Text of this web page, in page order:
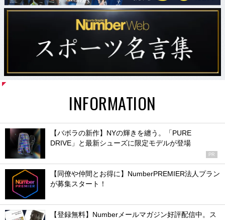
INFORMATION
【バボラの新作】NYの輝きを纏う。「PURE
DRIVE」と最新シューズに限定モデルが登場
PR
【同僚や仲間とお得に】NumberPREMIER法人プラン
が募集スタート！
【登録無料】Numberメールマガジン好評配信中。ス